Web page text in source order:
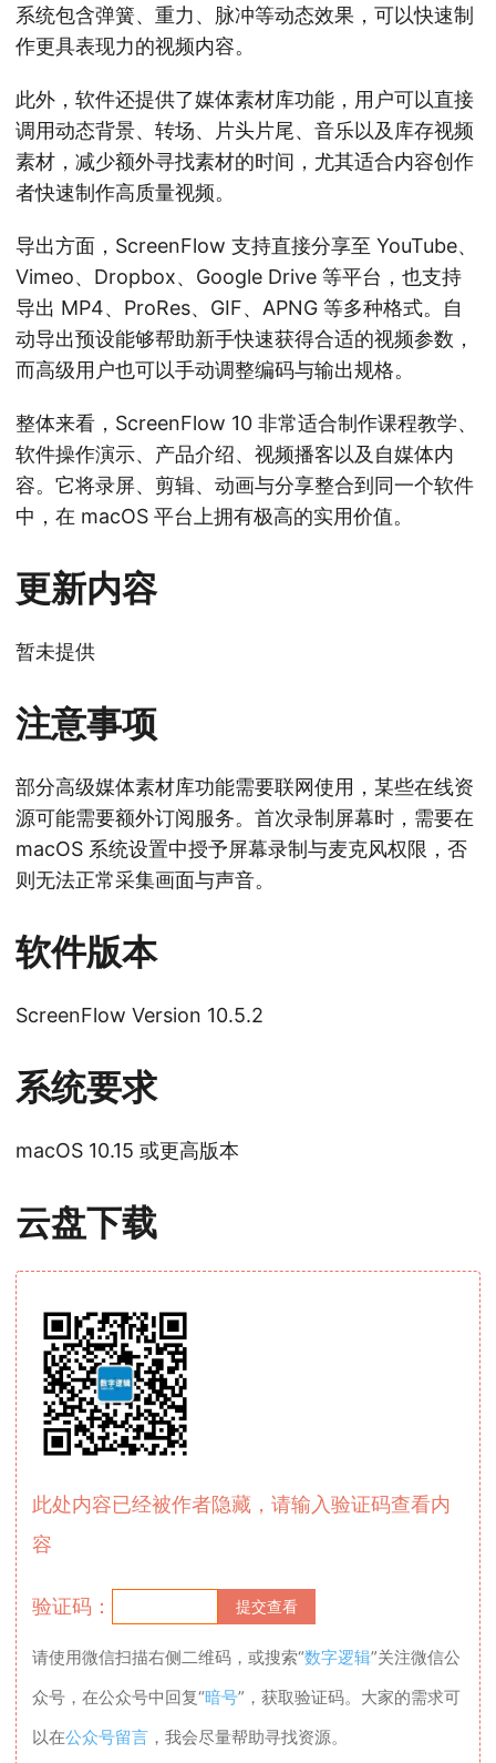
系统包含弹簧、重力、脉冲等动态效果，可以快速制
作更具表现力的视频内容。
此外，软件还提供了媒体素材库功能，用户可以直接
调用动态背景、转场、片头片尾、音乐以及库存视频
素材，减少额外寻找素材的时间，尤其适合内容创作
者快速制作高质量视频。
导出方面，ScreenFlow 支持直接分享至 YouTube、
Vimeo、Dropbox、Google Drive 等平台，也支持
导出 MP4、ProRes、GIF、APNG 等多种格式。自
动导出预设能够帮助新手快速获得合适的视频参数，
而高级用户也可以手动调整编码与输出规格。
整体来看，ScreenFlow 10 非常适合制作课程教学、
软件操作演示、产品介绍、视频播客以及自媒体内
容。它将录屏、剪辑、动画与分享整合到同一个软件
中，在 macOS 平台上拥有极高的实用价值。
更新内容
暂未提供
注意事项
部分高级媒体素材库功能需要联网使用，某些在线资
源可能需要额外订阅服务。首次录制屏幕时，需要在
macOS 系统设置中授予屏幕录制与麦克风权限，否
则无法正常采集画面与声音。
软件版本
ScreenFlow Version 10.5.2
系统要求
macOS 10.15 或更高版本
云盘下载
此处内容已经被作者隐藏，请输入验证码查看内
容
验证码：
请使用微信扫描右侧二维码，或搜索“数字逻辑”关注微信公
众号，在公众号中回复“暗号”，获取验证码。大家的需求可
以在公众号留言 ，我会尽量帮助寻找资源。